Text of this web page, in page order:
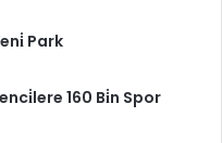
Park
160 Bi̇n Spor